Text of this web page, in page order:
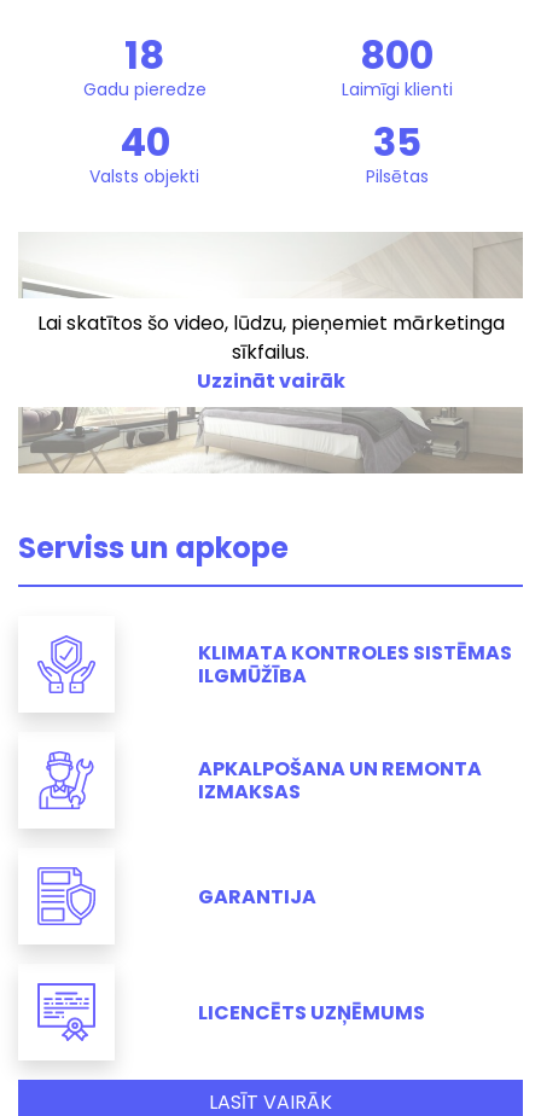
18
Gadu pieredze
800
Laimīgi klienti
40
Valsts objekti
35
Pilsētas
Lai skatītos šo video, lūdzu, pieņemiet mārketinga
sīkfailus.
Uzzināt vairāk
Serviss un apkope
KLIMATA KONTROLES SISTĒMAS
ILGMŪŽĪBA
APKALPOŠANA UN REMONTA
IZMAKSAS
GARANTIJA
LICENCĒTS UZŅĒMUMS
LASĪT VAIRĀK